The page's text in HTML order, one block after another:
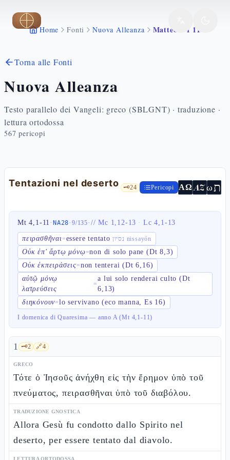
Vai al contenuto principale
Home Fonti Nuova Alleanza Matteo 4 1 11
Torna alle Fonti
Nuova Alleanza
Testo parallelo dei Vangeli: greco (SBLGNT) · traduzione ·
lettura ortodossa
567 pericopi
Tentazioni nel deserto 🗝️24 Pericopi ΑΩ AZωת
Mt 4,1-11 ·NA28·9/135· //Mc 1,12-13 · Lc 4,1-13
πειρασθῆναι=essere tentato נסיון nissayón
Οὐκ ἐπ' ἄρτῳ μόνῳ=non di solo pane (Dt 8,3)
Οὐκ ἐκπειράσεις=non tenterai (Dt 6,16)
αὐτῷ μόνῳ
λατρεύσεις
=
a lui solo renderai culto (Dt
6,13)
διηκόνουν=lo servivano (eco manna, Es 16)
I domenica di Quaresima — anno A (Mt 4,1-11)
1 🗝️2 🔗4
GRECO
Τότε ὁ Ἰησοῦς ἀνήχθη εἰς τὴν ἔρημον ὑπὸ τοῦ
πνεύματος, πειρασθῆναι ὑπὸ τοῦ διαβόλου.
TRADUZIONE GNOSTICA
Allora Gesù fu condotto dallo Spirito nel
deserto, per essere tentato dal diavolo.
LETTURA ORTODOSSA